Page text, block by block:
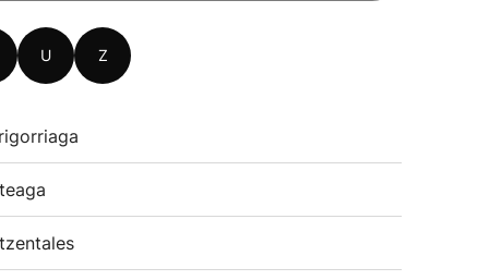
U Z